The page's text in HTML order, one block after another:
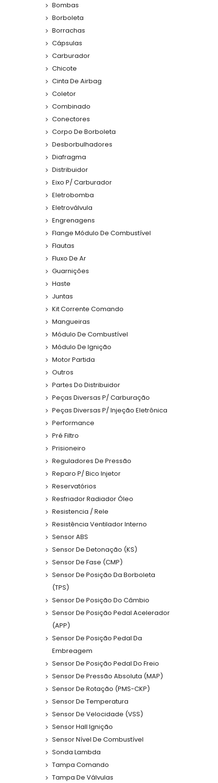
Bombas
Borboleta
Borrachas
Cápsulas
Carburador
Chicote
Cinta De Airbag
Coletor
Combinado
Conectores
Corpo De Borboleta
Desborbulhadores
Diafragma
Distribuidor
Eixo P/ Carburador
Eletrobomba
Eletroválvula
Engrenagens
Flange Módulo De Combustível
Flautas
Fluxo De Ar
Guarnições
Haste
Juntas
Kit Corrente Comando
Mangueiras
Módulo De Combustível
Módulo De Ignição
Motor Partida
Outros
Partes Do Distribuidor
Peças Diversas P/ Carburação
Peças Diversas P/ Injeção Eletrônica
Performance
Pré Filtro
Prisioneiro
Reguladores De Pressão
Reparo P/ Bico Injetor
Reservatórios
Resfriador Radiador Óleo
Resistencia / Rele
Resistência Ventilador Interno
Sensor ABS
Sensor De Detonação (KS)
Sensor De Fase (CMP)
Sensor De Posição Da Borboleta
(TPS)
Sensor De Posição Do Câmbio
Sensor De Posição Pedal Acelerador
(APP)
Sensor De Posição Pedal Da
Embreagem
Sensor De Posição Pedal Do Freio
Sensor De Pressão Absoluta (MAP)
Sensor De Rotação (PMS-CKP)
Sensor De Temperatura
Sensor De Velocidade (VSS)
Sensor Hall Ignição
Sensor Nível De Combustível
Sonda Lambda
Tampa Comando
Tampa De Válvulas